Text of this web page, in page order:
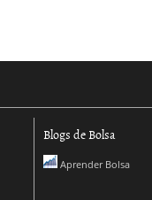
Blogs de Bolsa
Aprender Bolsa